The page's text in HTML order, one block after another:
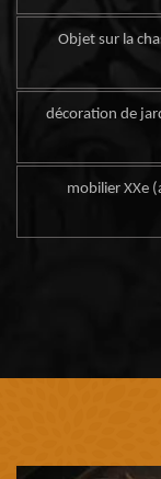
Objet sur la
décoration de
mobilier XXe